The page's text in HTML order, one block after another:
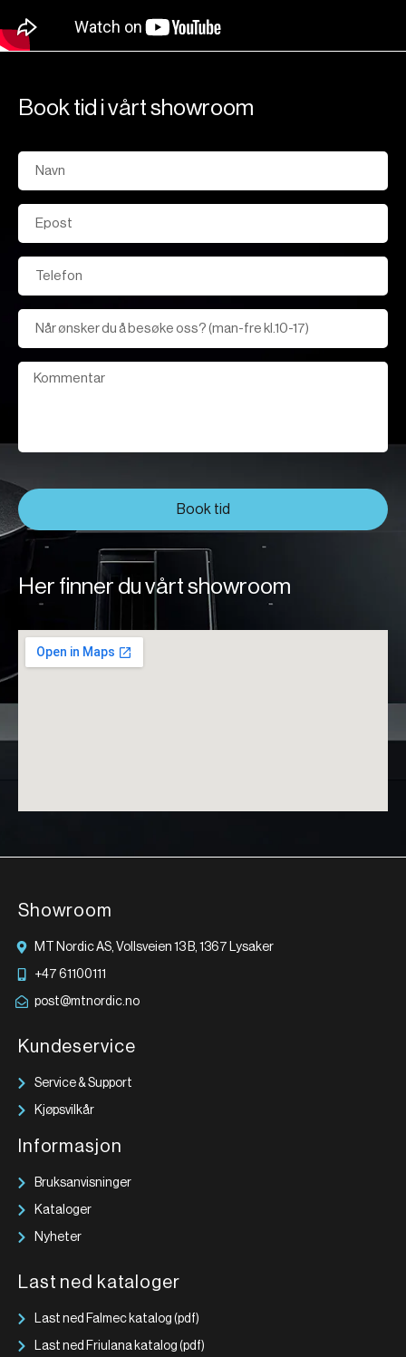
Book tid i vårt showroom
Book tid
Her finner du vårt showroom
Showroom
MT Nordic AS, Vollsveien 13 B, 1367 Lysaker
+47 61100111
post@mtnordic.no
Kundeservice
Service & Support
Kjøpsvilkår
Informasjon
Bruksanvisninger
Kataloger
Nyheter
Last ned kataloger
Last ned Falmec katalog (pdf)
Last ned Friulana katalog (pdf)